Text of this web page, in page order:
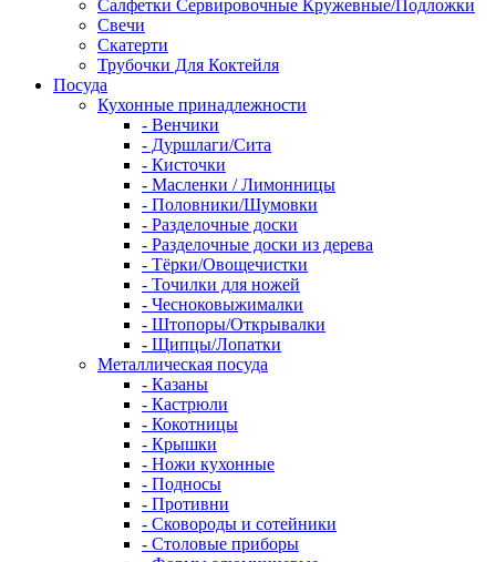
Салфетки Сервировочные Кружевные/Подложки
Свечи
Скатерти
Трубочки Для Коктейля
Посуда
Кухонные принадлежности
- Венчики
- Дуршлаги/Сита
- Кисточки
- Масленки / Лимонницы
- Половники/Шумовки
- Разделочные доски
- Разделочные доски из дерева
- Тёрки/Овощечистки
- Точилки для ножей
- Чесноковыжималки
- Штопоры/Открывалки
- Щипцы/Лопатки
Металлическая посуда
- Казаны
- Кастрюли
- Кокотницы
- Крышки
- Ножи кухонные
- Подносы
- Противни
- Сковороды и сотейники
- Столовые приборы